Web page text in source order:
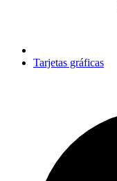
Tarjetas gráficas